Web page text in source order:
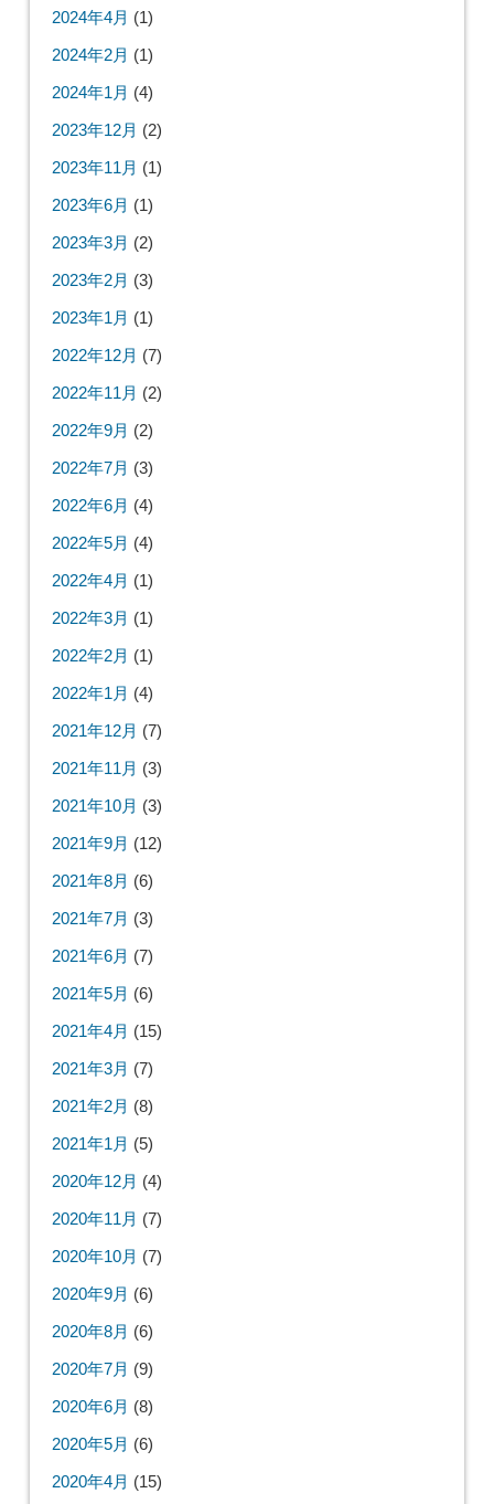
2024年4月 (1)
2024年2月 (1)
2024年1月 (4)
2023年12月 (2)
2023年11月 (1)
2023年6月 (1)
2023年3月 (2)
2023年2月 (3)
2023年1月 (1)
2022年12月 (7)
2022年11月 (2)
2022年9月 (2)
2022年7月 (3)
2022年6月 (4)
2022年5月 (4)
2022年4月 (1)
2022年3月 (1)
2022年2月 (1)
2022年1月 (4)
2021年12月 (7)
2021年11月 (3)
2021年10月 (3)
2021年9月 (12)
2021年8月 (6)
2021年7月 (3)
2021年6月 (7)
2021年5月 (6)
2021年4月 (15)
2021年3月 (7)
2021年2月 (8)
2021年1月 (5)
2020年12月 (4)
2020年11月 (7)
2020年10月 (7)
2020年9月 (6)
2020年8月 (6)
2020年7月 (9)
2020年6月 (8)
2020年5月 (6)
2020年4月 (15)